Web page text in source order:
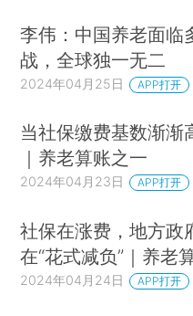
李伟：中国养老面临
战，全球独一无二
2024年04月25日 APP打开
当社保缴费基数渐渐
｜养老算账之一
2024年04月23日 APP打开
社保在涨费，地方政
在“花式减负”｜养老
2024年04月24日 APP打开